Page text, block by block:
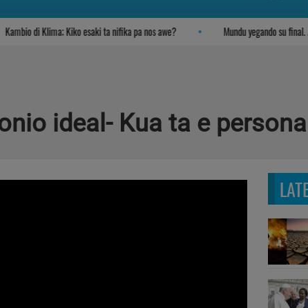
di Klima; Kiko esaki ta nifika pa nos awe? Mundu yegando su final.
ideal- Kua ta e